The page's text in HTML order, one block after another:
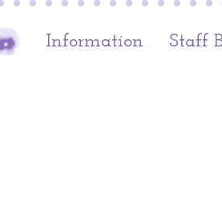
Information Staff